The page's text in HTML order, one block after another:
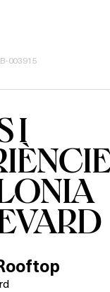
BARS
SPAS
SALES
003915
I